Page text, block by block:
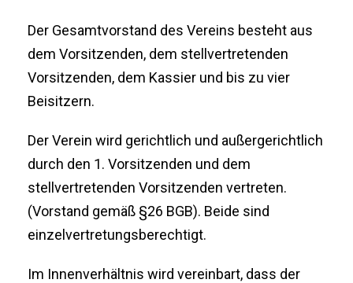
Der Gesamtvorstand des Vereins besteht aus
dem Vorsitzenden, dem stellvertretenden
Vorsitzenden, dem Kassier und bis zu vier
Beisitzern.
Der Verein wird gerichtlich und außergerichtlich
durch den 1. Vorsitzenden und dem
stellvertretenden Vorsitzenden vertreten.
(Vorstand gemäß §26 BGB). Beide sind
einzelvertretungsberechtigt.
Im Innenverhältnis wird vereinbart, dass der